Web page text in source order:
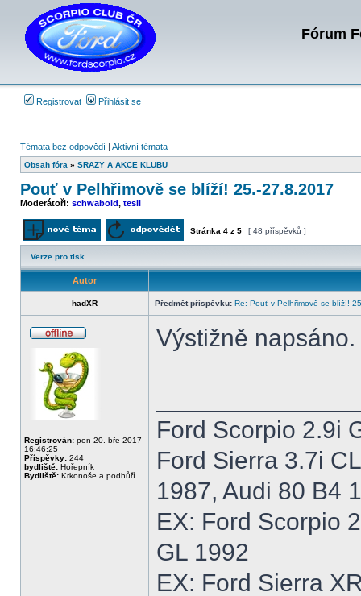
Fórum
Registrovat Přihlásit se
Témata bez odpovědí | Aktivní témata
Obsah fóra » SRAZY A AKCE KLUBU
Pouť v Pelhřimově se blíží! 25.-27.8.2017
Moderátoři: schwaboid, tesil
Odeslat nové téma Odpovědět na téma
Stránka 4 z 5 [ 48 příspěvků ]
Verze pro tisk
Autor
hadXR Předmět příspěvku: Re: Pouť v Pelhřimově se blíží!
Registrován: pon 20. bře 2017
16:46:25
Příspěvky: 244
bydliště: Hořepník
Bydliště: Krkonoše a podhůří
Výstižně napsáno.
Ford Scorpio 2.9i
Ford Sierra 3.7i
1987, Audi 80 B4
EX: Ford Scorpio
GL 1992
EX: Ford Sierra